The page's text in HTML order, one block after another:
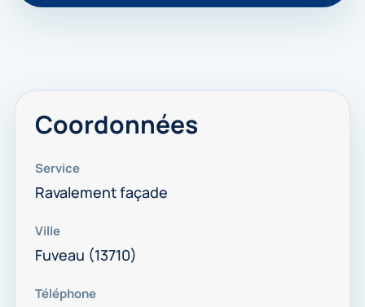
Coordonnées
Service
Ravalement façade
Ville
Fuveau (13710)
Téléphone